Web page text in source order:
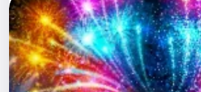
Выставки
Экскурсии
События